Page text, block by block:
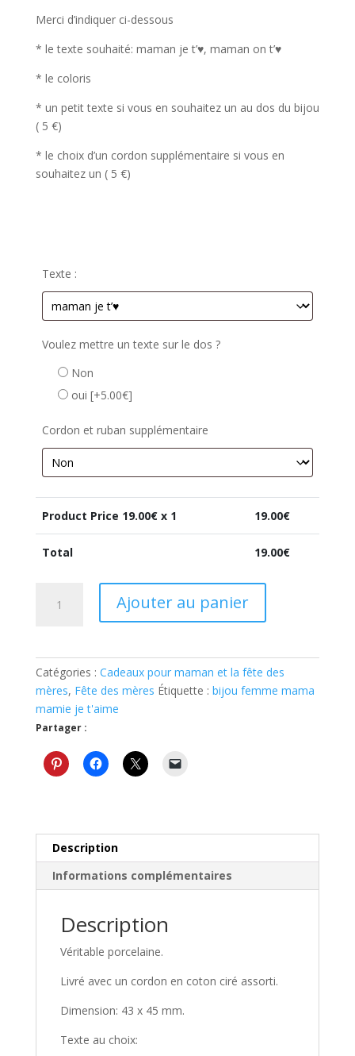
Merci d’indiquer ci-dessous
* le texte souhaité: maman je t’♥, maman on t’♥
* le coloris
* un petit texte si vous en souhaitez un au dos du bijou
( 5 €)
* le choix d’un cordon supplémentaire si vous en
souhaitez un ( 5 €)
Texte :
Voulez mettre un texte sur le dos ?
Non
oui [+5.00€]
Cordon et ruban supplémentaire
Product Price 19.00€ x 1 19.00€
Total 19.00€
maman
avec
pour
dire
Ajouter au panier
Catégories : Cadeaux pour maman et la fête des
mères, Fête des mères Étiquette : bijou femme mama
mamie je t'aime
Partager :
Description
Informations complémentaires
Description
Véritable porcelaine.
Livré avec un cordon en coton ciré assorti.
Dimension: 43 x 45 mm.
Texte au choix: